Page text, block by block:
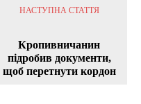
НАСТУПНА СТАТТЯ
Кропивничанин
підробив документи,
щоб перетнути кордон